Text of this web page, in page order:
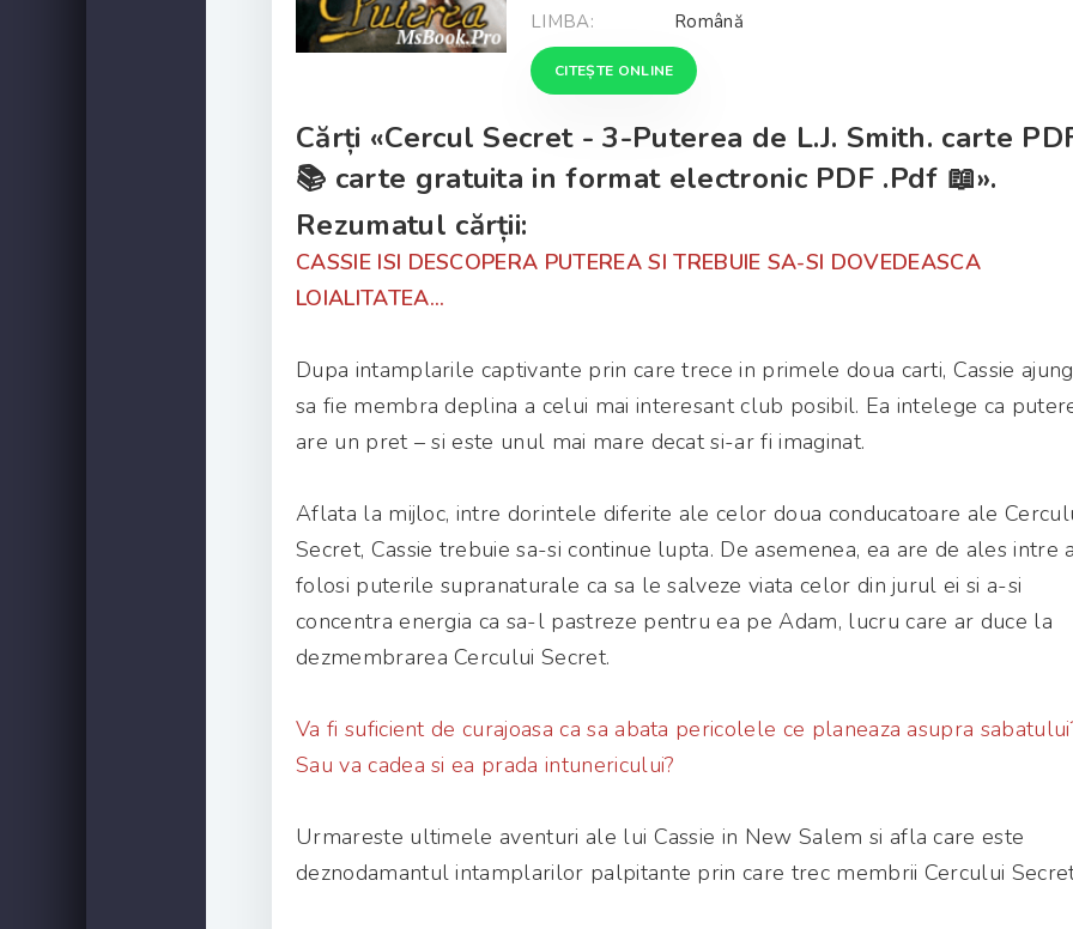
LIMBA:
Română
CITEȘTE ONLINE
Cărți «Cercul Secret - 3-Puterea de L.J. Smith. carte
📚 carte gratuita in format electronic PDF .Pdf 📖».
Rezumatul cărții:
CASSIE ISI DESCOPERA PUTEREA SI TREBUIE SA-SI DOVEDEASCA
LOIALITATEA...
Dupa intamplarile captivante prin care trece in primele doua carti, Cassie
sa fie membra deplina a celui mai interesant club posibil. Ea intelege ca
are un pret – si este unul mai mare decat si-ar fi imaginat.
Aflata la mijloc, intre dorintele diferite ale celor doua conducatoare ale
Secret, Cassie trebuie sa-si continue lupta. De asemenea, ea are de ales intre
folosi puterile supranaturale ca sa le salveze viata celor din jurul ei si a-si
concentra energia ca sa-l pastreze pentru ea pe Adam, lucru care ar duce la
dezmembrarea Cercului Secret.
Va fi suficient de curajoasa ca sa abata pericolele ce planeaza asupra
Sau va cadea si ea prada intunericului?
Urmareste ultimele aventuri ale lui Cassie in New Salem si afla care este
deznodamantul intamplarilor palpitante prin care trec membrii Cercului